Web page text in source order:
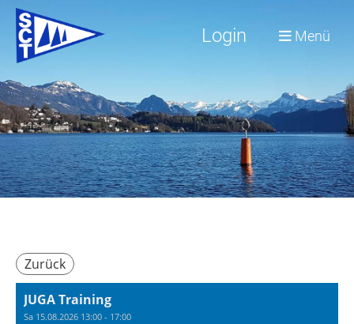
Login Menü
Zurück
JUGA Training
Sa 15.08.2026 13:00 - 17:00